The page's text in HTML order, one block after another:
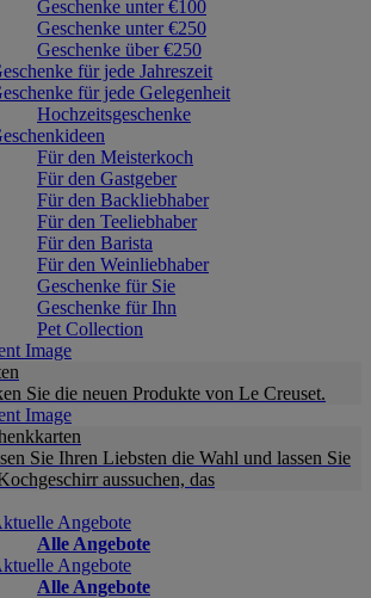
Geschenke unter €100
Geschenke unter €250
Geschenke über €250
für jede Jahreszeit
für jede Gelegenheit
Hochzeitsgeschenke
Für den Meisterkoch
Für den Gastgeber
Für den Backliebhaber
Für den Teeliebhaber
Für den Barista
Für den Weinliebhaber
Geschenke für Sie
Geschenke für Ihn
Pet Collection
Sie die neuen Produkte von Le Creuset.
Sie Ihren Liebsten die Wahl und lassen Sie
aussuchen, das
Angebote
Alle Angebote
Angebote
Alle Angebote